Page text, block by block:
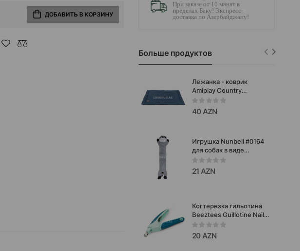
ДОБАВИТЬ В КОРЗИНУ
При заказе от 10 манат в
пределах Баку! Экспресс-
доставка по Азербайджану!
Больше продуктов
Лежанка - коврик
Amiplay Country​
водонепроницаемый.
Цвет: Синий. Размер: L.
82x60 см. Код товара:
40 AZN
Игрушка Nunbell #0164
для собак в виде
длинного енота мягкая,
лёгкая и очень
увлекательная игрушка,
перетягивания 66см.
21 AZN
Когтерезка гильотина
Beeztees Guillotine Nail
Clipper для собак.
Размер: 15 см.
20 AZN